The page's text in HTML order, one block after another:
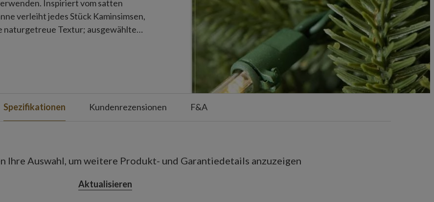
Inspiriert vom satten
verleiht jedes Stück Kaminsimsen,
naturgetreue Textur; ausgewählte
beleuchtet und sorgen für einen
Spezifikationen Kundenrezensionen F&A
Ihre Auswahl, um weitere Produkt- und Garantiedetails anzuzeigen
Aktualisieren